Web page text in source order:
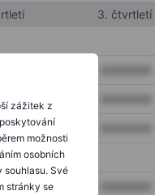
zážitek z
možnosti
osobních
souhlasu. Své
stránky se
3. čtvrtletí